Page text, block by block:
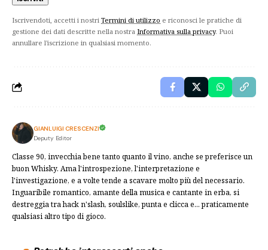
Iscrivendoti, accetti i nostri Termini di utilizzo e riconosci le pratiche di
gestione dei dati descritte nella nostra Informativa sulla privacy. Puoi
annullare l'iscrizione in qualsiasi momento.
GIANLUIGI CRESCENZI
Deputy Editor
Classe 90, invecchia bene tanto quanto il vino, anche se preferisce un
buon Whisky. Ama l'introspezione, l'interpretazione e
l'investigazione, e a volte tende a scavare molto più del necessario.
Inguaribile romantico, amante della musica e cantante in erba, si
destreggia tra hack n'slash, soulslike, punta e clicca e... praticamente
qualsiasi altro tipo di gioco.